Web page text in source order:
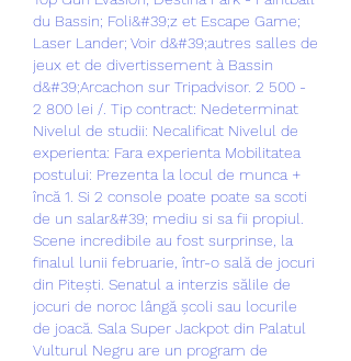
du Bassin; Foli&#39;z et Escape Game;
Laser Lander; Voir d&#39;autres salles de
jeux et de divertissement à Bassin
d&#39;Arcachon sur Tripadvisor. 2 500 -
2 800 lei /. Tip contract: Nedeterminat
Nivelul de studii: Necalificat Nivelul de
experienta: Fara experienta Mobilitatea
postului: Prezenta la locul de munca +
încă 1. Si 2 console poate poate sa scoti
de un salar&#39; mediu si sa fii propiul.
Scene incredibile au fost surprinse, la
finalul lunii februarie, într-o sală de jocuri
din Pitești. Senatul a interzis sălile de
jocuri de noroc lângă școli sau locurile
de joacă. Sala Super Jackpot din Palatul
Vulturul Negru are un program de